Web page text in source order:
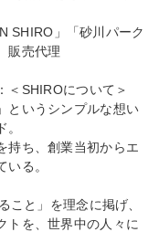
SHIRO」「砂川パーク
販売代理
＜SHIROについて＞
というシンプルな想い
持ち、創業当初からエ
る。
こと」を理念に掲げ、
トを、世界中の人々に